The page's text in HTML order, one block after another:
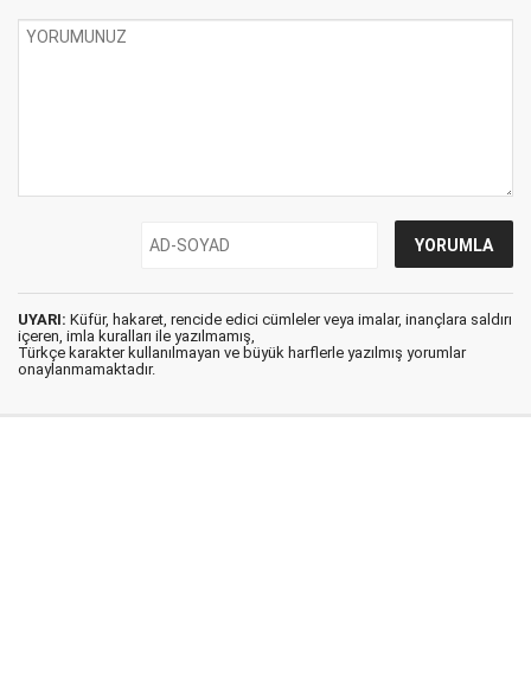
UYARI: Küfür, hakaret, rencide edici cümleler veya imalar, inançlara saldırı
içeren, imla kuralları ile yazılmamış,
Türkçe karakter kullanılmayan ve büyük harflerle yazılmış yorumlar
onaylanmamaktadır.